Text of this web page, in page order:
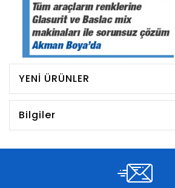
YENI ÜRÜNLER
Bilgiler